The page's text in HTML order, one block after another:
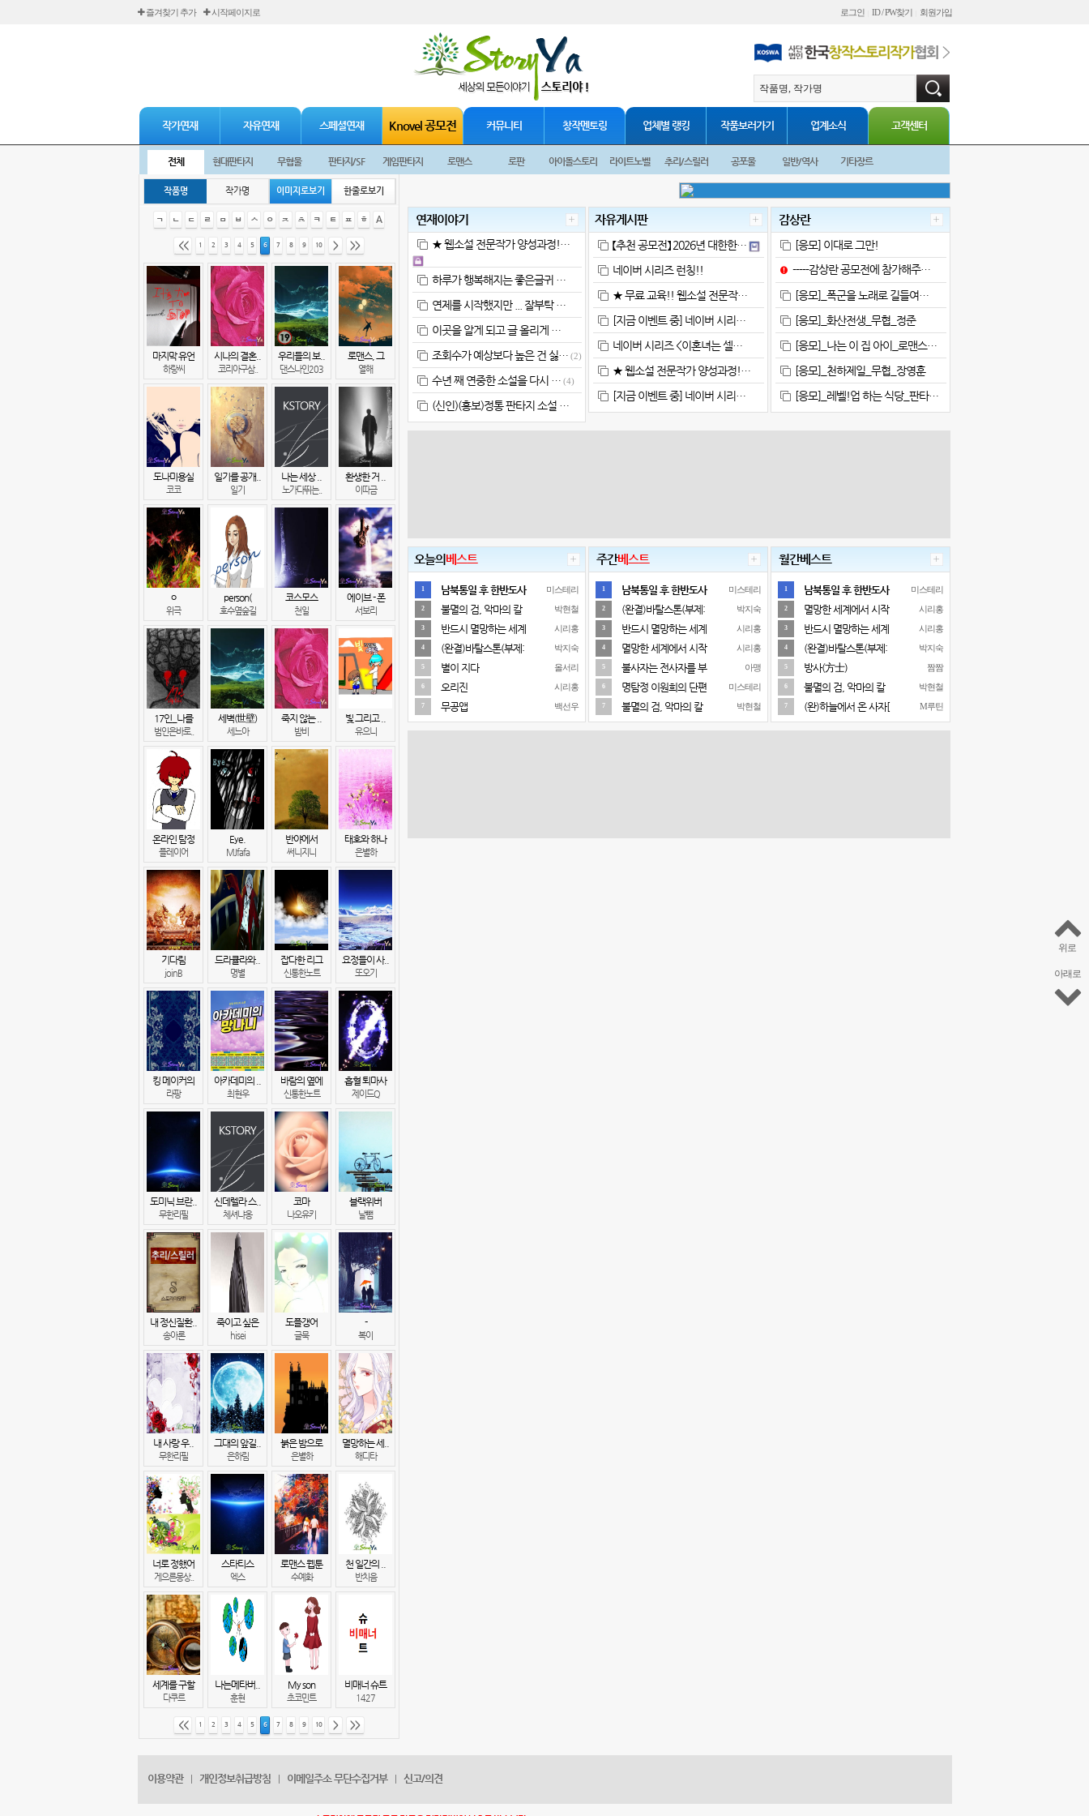
즐겨찾기 추가 시작페이지로 로그인 ID / PW찾기 회원가입
작가연재 자유연재 스페셜연재 Knovel 공모전 커뮤니티 창작멘토링 업체별 랭킹 작품보러가기 업계소식 고객센터
전체 현대판타지 무협물 판타지/SF 게임판타지 로맨스 로판 아이돌스토리 라이트노벨 추리/스릴러 공포물 일반/역사 기타장르
작품명 작가명 이미지로보기 한줄로보기
ㄱ ㄴ ㄷ ㄹ ㅁ ㅂ ㅅ ㅇ ㅈ ㅊ ㅋ ㅌ ㅍ ㅎ A
<< 1 2 3 4 5 6 7 8 9 10 > >>
마지막 유언
하랑씨
시나의 결혼..
코리아구삼..
우리들의 보..
댄스나인203
로맨스, 그
열해
도나미용실
코코
일기를 공개..
일기
나는 세상 ..
노가다뛰는..
환생한 거 ..
이따금
ㅇ
위극
person(
호수옆숲길
코스모스
천일
에이브 - 폰
서보리
17인_나를
범인은바로..
세벽(世壁)
세느아
죽지 않는 ..
밤비
빛 그리고 ..
유으니
온라인 탐정
플레이어
Eye.
MJfafa
반야에서
써니지니
태호와 하나
은별하
기다림
joinB
드라큘라와..
명별
잡다한 리그
신통한노트
요정들이 사..
또오기
킹 메이커의
라팡
아카데미의 ..
최현우
바람의 옆에
신통한노트
흡혈 퇴마사
제이드Q
도미닉 브란..
무한리필
신데렐라 스..
체셔냐옹
코마
나오유키
블랙위버
날뺌
내 정신질환..
송아론
죽이고 싶은
hisei
도플갱어
글묵
-
복이
내 사랑 우..
무한리필
그대의 앞길..
은하림
붉은 밤으로
은별하
멸망하는 세..
해디타
너로 정했어
게으른몽상..
스타티스
엑스
로맨스 웹툰
수예화
천 일간의 ..
반치음
세계를 구할
다쿠르
나는메타버..
훈현
My son
초코민트
비매너 슈트
1427
<< 1 2 3 4 5 6 7 8 9 10 > >>
연재이야기
★ 웹소설 전문작가 양성과정!…
하루가 행복해지는 좋은글귀 …
연제를 시작했지만 ... 잘부탁 …
이곳을 알게 되고 글 올리게 …
조회수가 예상보다 높은 건 싫… (2)
수년 째 연중한 소설을 다시 … (4)
(신인)(홍보)정통 판타지 소설 …
자유게시판
【추천 공모전】 2026년 대한한…
네이버 시리즈 런칭!!
★ 무료 교육!! 웹소설 전문작…
[지금 이벤트 중] 네이버 시리…
네이버 시리즈 <이혼녀는 셀…
★ 웹소설 전문작가 양성과정!…
[지금 이벤트 중] 네이버 시리…
감상란
[응모] 이대로 그만!
-----감상란 공모전에 참가해주…
[응모]_폭군을 노래로 길들여…
[응모]_화산전생_무협_정준
[응모]_나는 이 집 아이_로맨스…
[응모]_천하제일_무협_장영훈
[응모]_레벨!업 하는 식당_판타…
오늘의 베스트
1 남북통일 후 한반도사 미스테리
2 불멸의 검, 악마의 칼 박현철
3 반드시 멸망하는 세계 시리홍
4 (완결)바탈스톤(부제: 박지숙
5 별이 지다 올서리
6 오리진 시리홍
7 무공앱 백선우
주간베스트
1 남북통일 후 한반도사 미스테리
2 (완결)바탈스톤(부제: 박지숙
3 반드시 멸망하는 세계 시리홍
4 멸망한 세계에서 시작 시리홍
5 불사자는 전사자를 부 아맹
6 명탐정 이원희의 단편 미스테리
7 불멸의 검, 악마의 칼 박현철
월간베스트
1 남북통일 후 한반도사 미스테리
2 멸망한 세계에서 시작 시리홍
3 반드시 멸망하는 세계 시리홍
4 (완결)바탈스톤(부제: 박지숙
5 방사(方士) 짬짬
6 불멸의 검, 악마의 칼 박현철
7 (완)하늘에서 온 사자[ M루틴
위로
아래로
이용약관 개인정보취급방침 이메일주소 무단수집거부 신고/의견